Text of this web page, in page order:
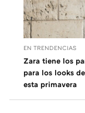
EN TRENDENCIAS
Zara tiene los
para los looks
esta primavera